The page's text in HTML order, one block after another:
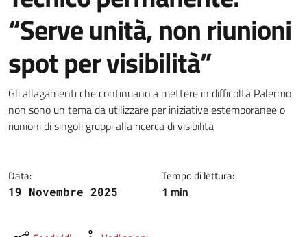
“Serve unità, non riunioni
spot per visibilità”
Dettagli della notizia
Gli allagamenti che continuano a mettere in difficoltà Palermo
non sono un tema da utilizzare per iniziative estemporanee o
riunioni di singoli gruppi alla ricerca di visibilità
Data:
19 Novembre 2025
Tempo di lettura:
1 min